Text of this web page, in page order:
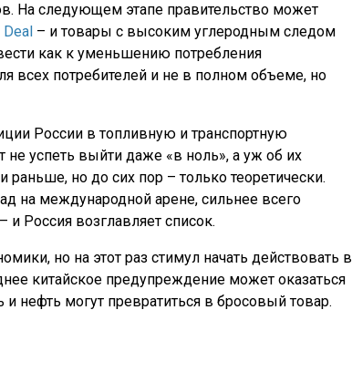
На следующем этапе правительство может
Deal – и товары с высоким углеродным следом
как к уменьшению потребления
всех потребителей и не в полном объеме, но
России в топливную и транспортную
не успеть выйти даже «в ноль», а уж об их
но до сих пор – только теоретически.
на международной арене, сильнее всего
и Россия возглавляет список.
но на этот раз стимул начать действовать в
китайское предупреждение может оказаться
нефть могут превратиться в бросовый товар.